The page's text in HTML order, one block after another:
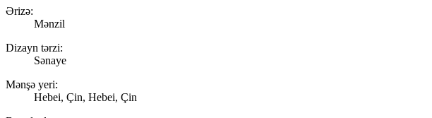
Ərizə:
Mənzil
Dizayn tərzi:
Sənaye
Mənşə yeri:
Hebei, Çin, Hebei, Çin